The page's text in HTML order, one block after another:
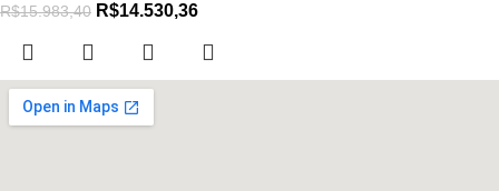
R$15.983,40 R$14.530,36